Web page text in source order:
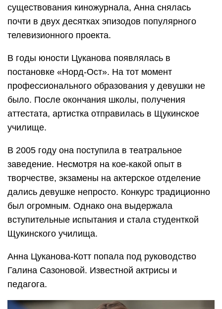
существования киножурнала, Анна снялась
почти в двух десятках эпизодов популярного
телевизионного проекта.
В годы юности Цуканова появлялась в
постановке «Норд-Ост». На тот момент
профессионального образования у девушки не
было. После окончания школы, получения
аттестата, артистка отправилась в Щукинское
училище.
В 2005 году она поступила в театральное
заведение. Несмотря на кое-какой опыт в
творчестве, экзамены на актерское отделение
дались девушке непросто. Конкурс традиционно
был огромным. Однако она выдержала
вступительные испытания и стала студенткой
Щукинского училища.
Анна Цуканова-Котт попала под руководство
Галина Сазоновой. Известной актрисы и
педагога.